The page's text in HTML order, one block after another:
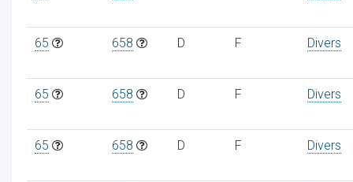
65 658 D F Divers
65 658 D F Divers
65 658 D F Divers